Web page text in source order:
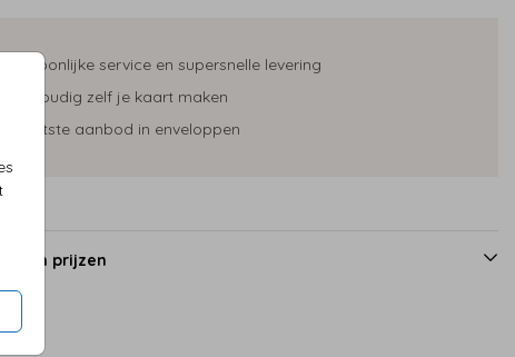
Persoonlijke service en supersnelle levering
Eenvoudig zelf je kaart maken
Grootste aanbod in enveloppen
en prijzen